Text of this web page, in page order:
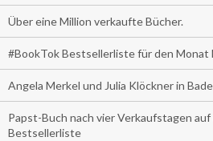
Über eine Million verkaufte Bücher.
#BookTok Bestsellerliste für den Monat
Angela Merkel und Julia Klöckner in
Papst-Buch nach vier Verkaufstagen auf
Bestsellerliste